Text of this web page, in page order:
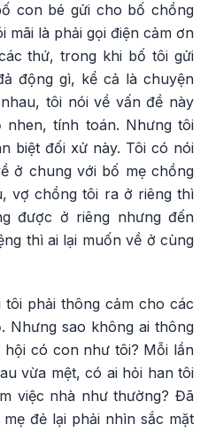
con bé gửi cho bố chồng
mãi là phải gọi điện cảm ơn
thứ, trong khi bố tôi gửi
động gì, kể cả là chuyện
tôi nói về vấn đề này
tính toán. Nhưng tôi
biệt đối xử này. Tôi có nói
ở chung với bố mẹ chồng
vợ chồng tôi ra ở riêng thì
được ở riêng nhưng đến
thì ai lại muốn về ở cùng
phải thông cảm cho các
Nhưng sao không ai thông
có con như tôi? Mỗi lần
vừa mệt, có ai hỏi han tôi
việc nhà như thường? Đã
đẻ lại phải nhìn sắc mặt